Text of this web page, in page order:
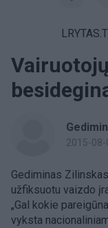
2015-08-
Gediminas
užfiksuotu vaizdo
„Gal kokie
vyksta